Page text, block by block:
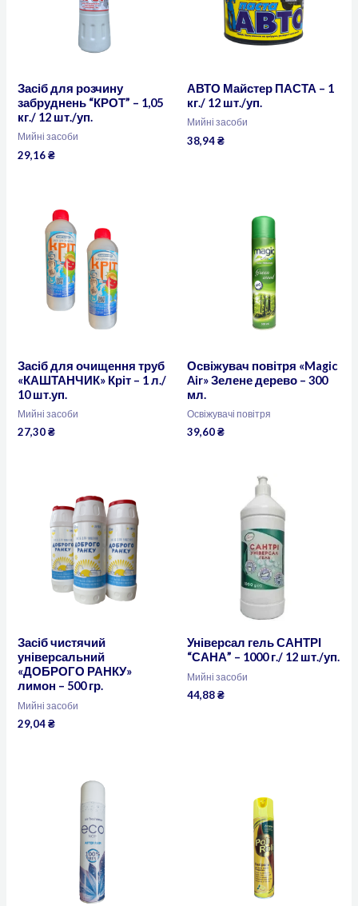
Засіб для розчину
забруднень “КРОТ” – 1,05
кг./ 12 шт./уп.
Мийні засоби
29,16₴
АВТО Майстер ПАСТА – 1
кг./ 12 шт./уп.
Мийні засоби
38,94₴
Засіб для очищення труб
«КАШТАНЧИК» Кріт – 1 л./
10 шт.уп.
Мийні засоби
27,30₴
Освіжувач повітря «Magic
Air» Зелене дерево – 300
мл.
Освіжувачі повітря
39,60₴
Засіб чистячий
універсальний
«ДОБРОГО РАНКУ»
лимон – 500 гр.
Мийні засоби
29,04₴
Універсал гель САНТРІ
“САНА” – 1000 г./ 12 шт./уп.
Мийні засоби
44,88₴